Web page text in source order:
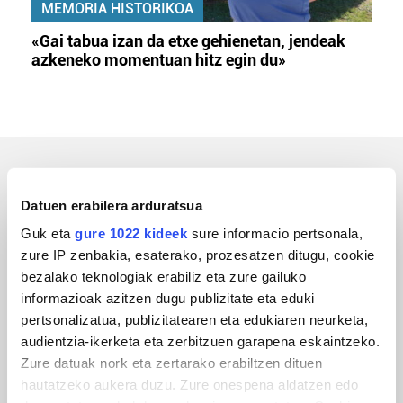
Datuen erabilera arduratsua
Guk eta gure 1022 kideek sure informacio pertsonala,
zure IP zenbakia, esaterako, prozesatzen ditugu, cookie
bezalako teknologiak erabiliz eta zure gailuko
informazioak azitzen dugu publizitate eta eduki
pertsonalizatua, publizitatearen eta edukiaren neurketa,
audientzia-ikerketa eta zerbitzuen garapena eskaintzeko.
Zure datuak nork eta zertarako erabiltzen dituen
hautatzeko aukera duzu. Zure onespena aldatzen edo
MEMORIA HISTORIKOA
«Gai tabua izan da etxe gehienetan, jendeak
azkeneko momentuan hitz egin du»